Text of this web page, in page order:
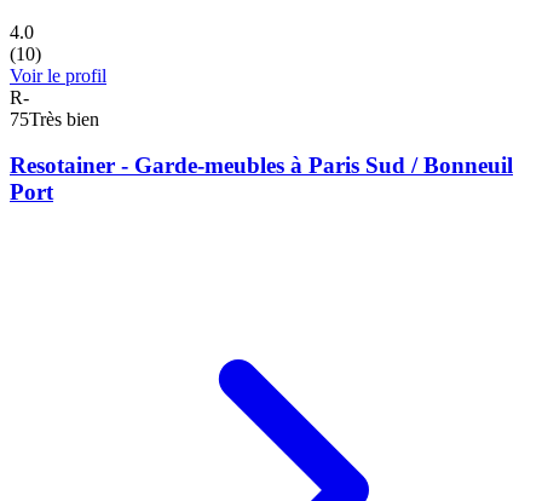
4.0
(10)
Voir le profil
R-
75Très bien
Resotainer - Garde-meubles à Paris Sud / Bonneuil
Port